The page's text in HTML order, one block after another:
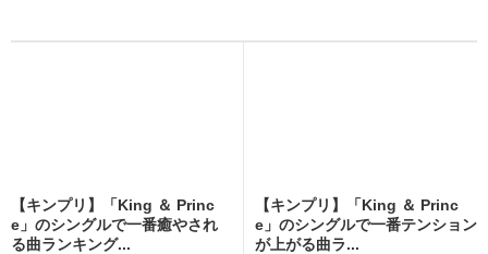
【キンプリ】「King ＆ Princ
e」のシングルで一番癒やされ
る曲ランキング...
【キンプリ】「King ＆ Princ
e」のシングルで一番テンション
が上がる曲ラ...